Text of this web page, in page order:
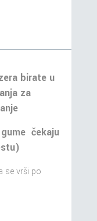
birate u
za
čekaju
se vrši po